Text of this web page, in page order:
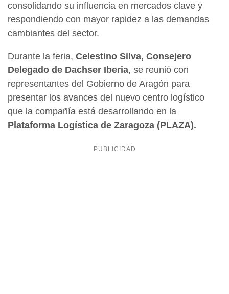
consolidando su influencia en mercados clave y
respondiendo con mayor rapidez a las demandas
cambiantes del sector.
Durante la feria, Celestino Silva, Consejero
Delegado de Dachser Iberia, se reunió con
representantes del Gobierno de Aragón para
presentar los avances del nuevo centro logístico
que la compañía está desarrollando en la
Plataforma Logística de Zaragoza (PLAZA).